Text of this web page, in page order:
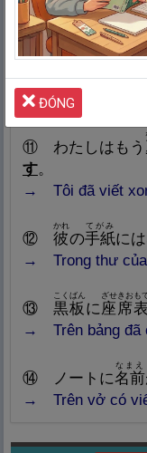
Ｂ「ええ、３時
じ
の
ありますから、大
だ
→B: Vâng, tôi
giờ và khách sạn
⑪ わたしはもう
す。
→ Tôi đã viết
⑫ 彼
phương
かれ
の手紙
てがみ
に
→ Trong thưcủa
⑬ 黒板
こくばん
に 座 席表
ざせきおも
→ Trên bảng đã
⑭ ノートに名
danh
前
khi
なまえ
→ Trênvở có
ĐÓNG